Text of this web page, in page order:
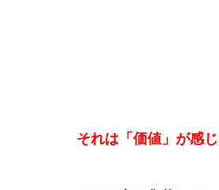
それは「価値」が感じ